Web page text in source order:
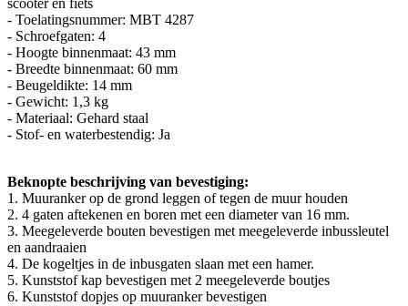
scooter en fiets
- Toelatingsnummer: MBT 4287
- Schroefgaten: 4
- Hoogte binnenmaat: 43 mm
- Breedte binnenmaat: 60 mm
- Beugeldikte: 14 mm
- Gewicht: 1,3 kg
- Materiaal: Gehard staal
- Stof- en waterbestendig: Ja
Beknopte beschrijving van bevestiging:
1. Muuranker op de grond leggen of tegen de muur houden
2. 4 gaten aftekenen en boren met een diameter van 16 mm.
3. Meegeleverde bouten bevestigen met meegeleverde inbussleutel
en aandraaien
4. De kogeltjes in de inbusgaten slaan met een hamer.
5. Kunststof kap bevestigen met 2 meegeleverde boutjes
6. Kunststof dopjes op muuranker bevestigen